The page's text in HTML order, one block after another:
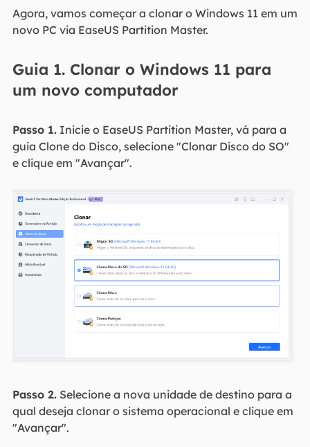
Agora, vamos começar a clonar o Windows 11 em um
novo PC via EaseUS Partition Master.
Guia 1. Clonar o Windows 11 para
um novo computador
Passo 1.Inicie o EaseUS Partition Master, vá para a
guia Clone do Disco, selecione "Clonar Disco do SO"
e clique em "Avançar".
Passo 2.Selecione a nova unidade de destino para a
qual deseja clonar o sistema operacional e clique em
"Avançar".